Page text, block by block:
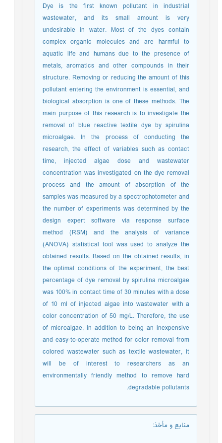
Dye is the first known pollutant in industrial
wastewater, and its small amount is very
undesirable in water. Most of the dyes contain
complex organic molecules and are harmful to
aquatic life and humans due to the presence of
metals, aromatics and other compounds in their
structure. Removing or reducing the amount of this
pollutant entering the environment is essential, and
biological absorption is one of these methods. The
main purpose of this research is to investigate the
removal of blue reactive textile dye by spirulina
microalgae. In the process of conducting the
research, the effect of variables such as contact
time, injected algae dose and wastewater
concentration was investigated on the dye removal
process and the amount of absorption of the
samples was measured by a spectrophotometer and
the number of experiments was determined by the
design expert software via response surface
method (RSM) and the analysis of variance
(ANOVA) statistical tool was used to analyze the
obtained results. Based on the obtained results, in
the optimal conditions of the experiment, the best
percentage of dye removal by spirulina microalgae
was 100% in contact time of 30 minutes with a dose
of 10 ml of injected algae into wastewater with a
color concentration of 50 mg/L. Therefore, the use
of microalgae, in addition to being an inexpensive
and easy-to-operate method for color removal from
colored wastewater such as textile wastewater, it
will be of interest to researchers as an
environmentally friendly method to remove hard
degradable pollutants.
منابع و مأخذ: